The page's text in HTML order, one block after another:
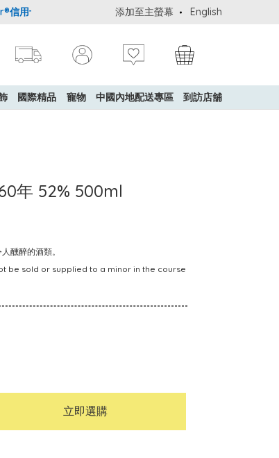
卡會員購物禮遇：高達5%簽賬回贈！ 購買一般貨品(冷凍食
添加至主螢幕 English
國際精品 寵物 中國內地配送專區 到訪店舖
年 52% 500ml
醺醉的酒類。
be sold or supplied to a minor in the course
立即選購